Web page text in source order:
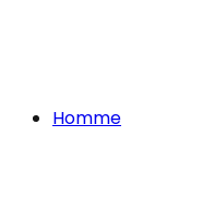
Homme